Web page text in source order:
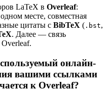
LaTeX в Overleaf:
месте, совместная
цитаты с BibTeX ( .bst,
. Далее — связь
онлайн-
вашими ссылками
к Overleaf?